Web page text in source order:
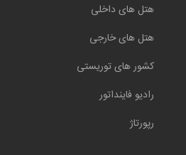
هتل های داخلی
هتل های خارجی
کشور های توریستی
رادیو فاینداتور
رپورتاژ